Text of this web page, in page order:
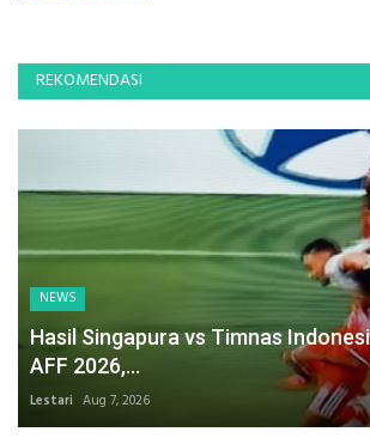
REKOMENDASI
NEWS
Hasil Singapura vs Timnas
AFF 2026,...
Lestari Aug 7, 2026